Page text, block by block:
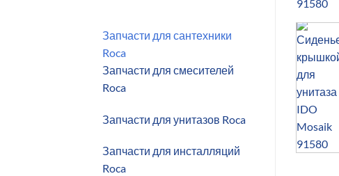
Запчасти для сантехники
Roca
Запчасти для смесителей
Roca
Запчасти для унитазов Roca
Запчасти для инсталляций
Roca